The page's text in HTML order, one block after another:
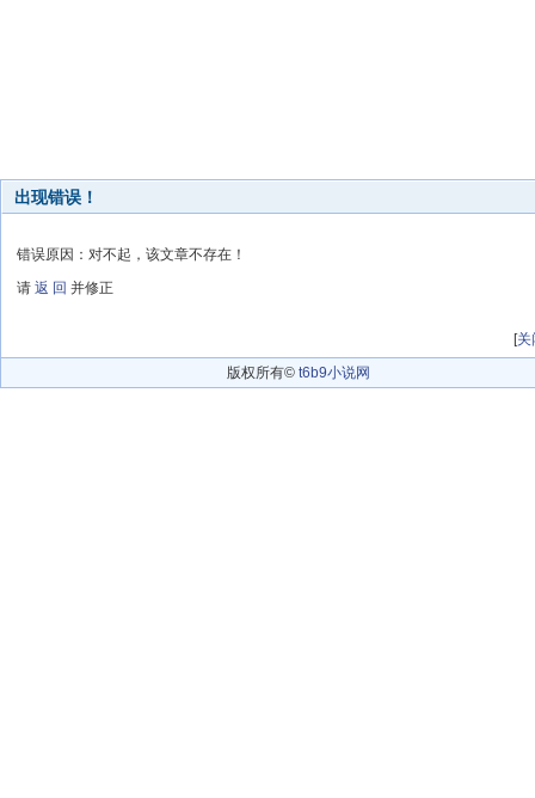
出现错误！
错误原因：对不起，该文章不存在！
请 返 回 并修正
[关
版权所有© t6b9小说网